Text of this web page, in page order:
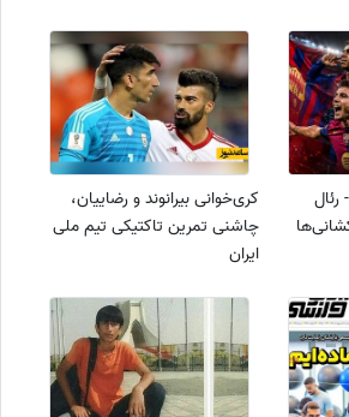
خلاصه بازی بارسلونا 2 - رئال
کری‌خوانی بیرانوند و رضاییان،
چاشنی تمرین تاکتیکی تیم ملی
ایران